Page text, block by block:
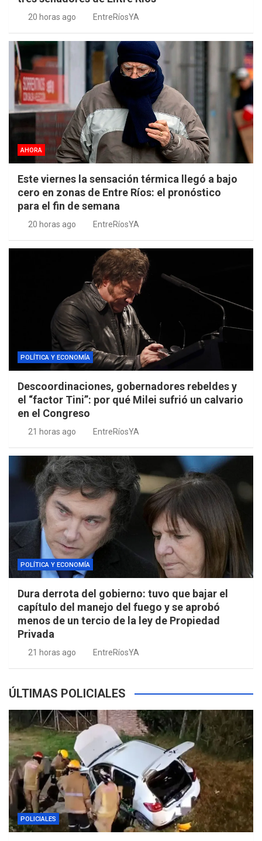
20 horas ago EntreRíosYA
AHORA
Este viernes la sensación térmica llegó a bajo
cero en zonas de Entre Ríos: el pronóstico
para el fin de semana
20 horas ago EntreRíosYA
POLÍTICA Y ECONOMÍA
Descoordinaciones, gobernadores rebeldes y
el “factor Tini”: por qué Milei sufrió un calvario
en el Congreso
21 horas ago EntreRíosYA
POLÍTICA Y ECONOMÍA
Dura derrota del gobierno: tuvo que bajar el
capítulo del manejo del fuego y se aprobó
menos de un tercio de la ley de Propiedad
Privada
21 horas ago EntreRíosYA
ÚLTIMAS POLICIALES
POLICIALES